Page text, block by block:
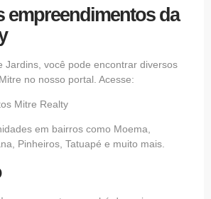
empreendimentos da
Jardins, você pode encontrar diversos
no nosso portal. Acesse:
Mitre Realty
em bairros como Moema,
Pinheiros, Tatuapé e muito mais.